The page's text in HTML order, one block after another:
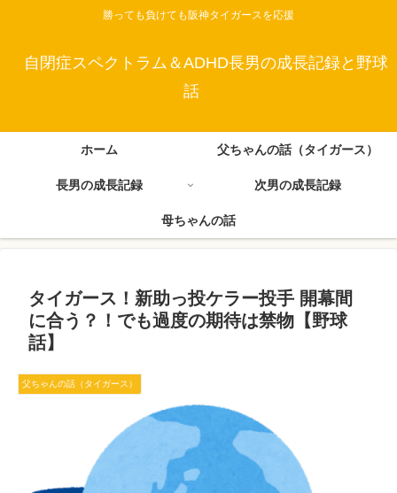
勝っても負けても阪神タイガースを応援
自閉症スペクトラム＆ADHD長男の成長記録と野球
話
ホーム 父ちゃんの話（タイガース）
長男の成長記録 次男の成長記録
母ちゃんの話
タイガース！新助っ投ケラー投手 開幕間
に合う？！でも過度の期待は禁物【野球
話】
父ちゃんの話（タイガース）